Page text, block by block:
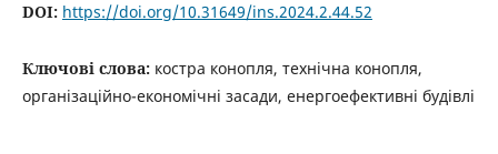
DOI: https://doi.org/10.31649/ins.2024.2.44.52
Ключові слова: костра конопля, технічна конопля,
організаційно-економічні засади, енергоефективні будівлі